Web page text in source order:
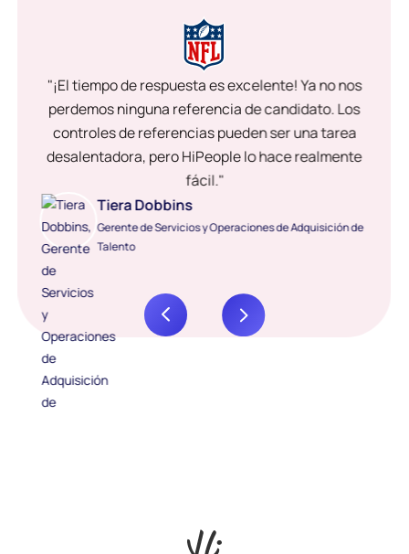
"¡El tiempo de respuesta es excelente! Ya no nos
perdemos ninguna referencia de candidato. Los
controles de referencias pueden ser una tarea
desalentadora, pero HiPeople lo hace realmente
fácil."
Tiera Dobbins
Gerente de Servicios y Operaciones de Adquisición de
Talento